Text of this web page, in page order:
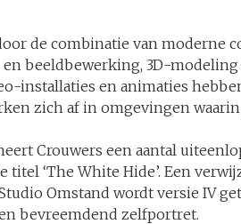
de combinatie van moderne
beeldbewerking, 3D-
installaties en animaties
zich af in omgevingen
Crouwers een aantal
‘The White Hide’. Een
Omstand wordt versie IV
bevreemdend zelfportret.